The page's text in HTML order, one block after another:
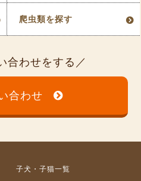
爬虫類を探す
合わせをする
合わせ
子犬・子猫一覧